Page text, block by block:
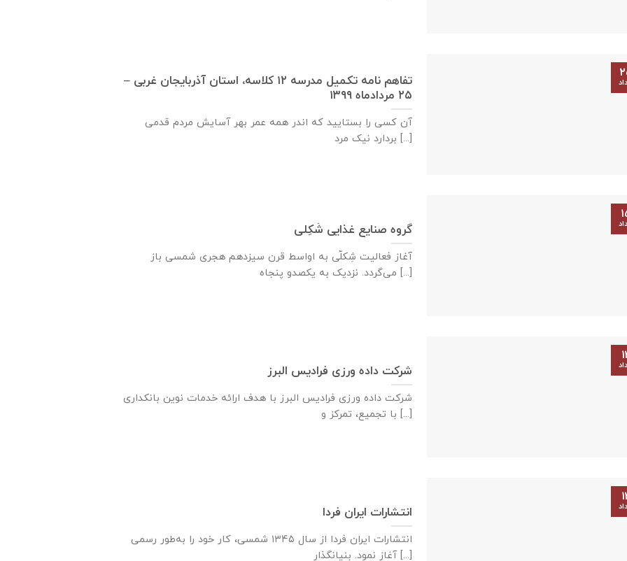
تفاهم نامه تكميل مدرسه ۱۲ كلاسه، استان آذربايجان غربی –
۲۵ مردادماه ۱۳۹۹
آن کسی را بستایید که اندر همه عمر بهر آسایش مردم قدمی
بردارد نیک مرد [...]
گروه صنایع غذایی شَکِلی
آغاز فعالیت شِکلّی به اواسط قرن سیزدهم هجری شمسی باز
می‌گردد. نزدیک به یکصدو پنجاه [...]
شرکت داده ورزی فرادیس البرز
شرکت داده ‌ورزی فرادیس البرز با هدف ارائه خدمات نوین بانکداری
با تجمیع، تمرکز و [...]
انتشارات ایران فردا
انتشارات ایران‌ فردا از سال ۱۳۴۵ شمسی، کار خود را به‌طور رسمی
آغاز نمود. بنیانگذار [...]